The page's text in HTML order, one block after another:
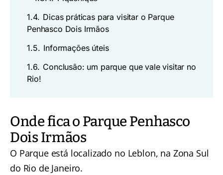
1.4. Dicas práticas para visitar o Parque
Penhasco Dois Irmãos
1.5. Informações úteis
1.6. Conclusão: um parque que vale visitar no
Rio!
Onde fica o Parque Penhasco
Dois Irmãos
O Parque está localizado no Leblon, na Zona Sul
do Rio de Janeiro.